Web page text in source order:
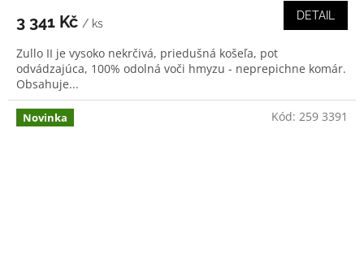
3 341 Kč / ks
DETAIL
Zullo II je vysoko nekrčivá, priedušná košeľa, pot
odvádzajúca, 100% odolná voči hmyzu - neprepichne komár.
Obsahuje...
Novinka Kód: 259 3391